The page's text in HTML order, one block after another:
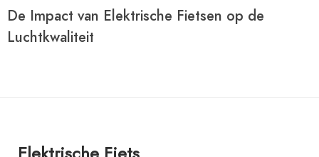
De Impact van Elektrische Fietsen op de
Luchtkwaliteit